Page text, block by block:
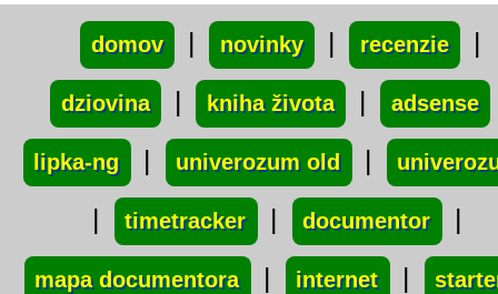
domov | novinky | recenzie |
dziovina | kniha života | adsense
lipka-ng | univerozum old |
| timetracker | documentor |
mapa documentora | internet |